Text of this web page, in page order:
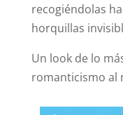
recogiéndolas
horquillas
Un look de lo
romanticismo al